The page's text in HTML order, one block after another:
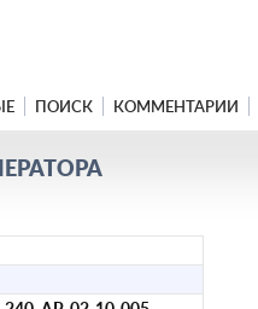
ПОИСК КОММЕНТАРИИ